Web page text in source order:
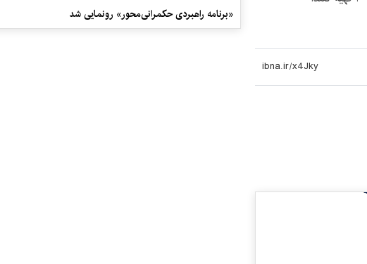
«برنامه راهبردی حکمرانی‌محور» رونمایی شد